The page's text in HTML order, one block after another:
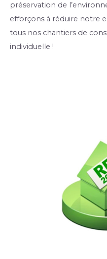
préservation de
efforçons à réduire notre
tous nos chantiers de
individuelle !